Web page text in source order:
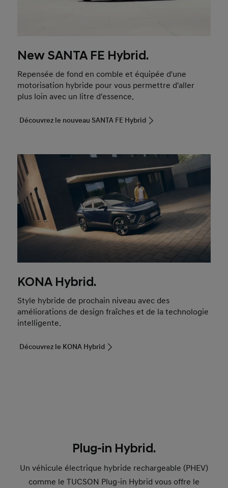
New SANTA FE Hybrid.
Repensée de fond en comble et équipée d'une
motorisation hybride pour vous permettre d'aller
plus loin avec un litre d'essence.
Découvrez le nouveau SANTA FE Hybrid
KONA Hybrid.
Style hybride de prochain niveau avec des
améliorations de design fraîches et de la technologie
intelligente.
Découvrez le KONA Hybrid
Plug-in Hybrid.
Un véhicule électrique hybride rechargeable (PHEV)
comme le TUCSON Plug-in Hybrid vous offre le